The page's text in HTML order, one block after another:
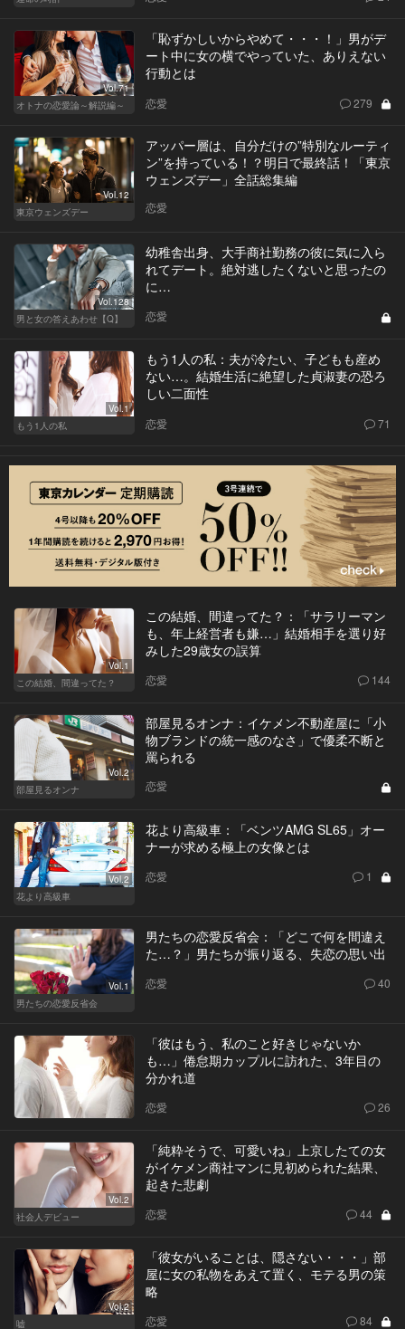
Vol.71
オトナの恋愛論～解説編～
「恥ずかしいからやめて・・・！」男がデ
ート中に女の横でやっていた、ありえない
行動とは
恋愛 279
Vol.12
東京ウェンズデー
アッパー層は、自分だけの”特別なルーティ
ン”を持っている！？明日で最終話！「東京
ウェンズデー」全話総集編
恋愛
Vol.128
男と女の答えあわせ【Q】
幼稚舎出身、大手商社勤務の彼に気に入ら
れてデート。絶対逃したくないと思ったの
に…
恋愛
Vol.1
もう1人の私
もう1人の私：夫が冷たい、子どもも産め
ない…。結婚生活に絶望した貞淑妻の恐ろ
しい二面性
恋愛 71
Vol.1
この結婚、間違ってた？
この結婚、間違ってた？：「サラリーマン
も、年上経営者も嫌…」結婚相手を選り好
みした29歳女の誤算
恋愛 144
Vol.2
部屋見るオンナ
部屋見るオンナ：イケメン不動産屋に「小
物ブランドの統一感のなさ」で優柔不断と
罵られる
恋愛
Vol.2
花より高級車
花より高級車：「ベンツAMG SL65」オー
ナーが求める極上の女像とは
恋愛 1
Vol.1
男たちの恋愛反省会
男たちの恋愛反省会：「どこで何を間違え
た…？」男たちが振り返る、失恋の思い出
恋愛 40
「彼はもう、私のこと好きじゃないか
も…」倦怠期カップルに訪れた、3年目の
分かれ道
恋愛 26
Vol.2
社会人デビュー
「純粋そうで、可愛いね」上京したての女
がイケメン商社マンに見初められた結果、
起きた悲劇
恋愛 44
Vol.2
嘘
「彼女がいることは、隠さない・・・」部
屋に女の私物をあえて置く、モテる男の策
略
恋愛 84